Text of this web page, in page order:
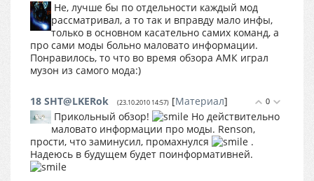
Не, лучше бы по отдельности каждый мод
рассматривал, а то так и вправду мало инфы,
только в основном касательно самих команд, а
про сами моды больно маловато информации.
Понравилось, то что во время обзора АМК играл
музон из самого мода:)
0
18 SHT@LKERok (23.10.2010 14:57) [Материал]
Прикольный обзор!
Но действительно
маловато информации про моды. Renson,
прости, что заминусил, промахнулся
.
Надеюсь в будущем будет поинформативней.